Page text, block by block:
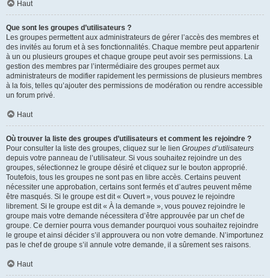
Haut
Que sont les groupes d’utilisateurs ?
Les groupes permettent aux administrateurs de gérer l’accès des membres et
des invités au forum et à ses fonctionnalités. Chaque membre peut appartenir
à un ou plusieurs groupes et chaque groupe peut avoir ses permissions. La
gestion des membres par l’intermédiaire des groupes permet aux
administrateurs de modifier rapidement les permissions de plusieurs membres
à la fois, telles qu’ajouter des permissions de modération ou rendre accessible
un forum privé.
Haut
Où trouver la liste des groupes d’utilisateurs et comment les rejoindre ?
Pour consulter la liste des groupes, cliquez sur le lien Groupes d’utilisateurs
depuis votre panneau de l’utilisateur. Si vous souhaitez rejoindre un des
groupes, sélectionnez le groupe désiré et cliquez sur le bouton approprié.
Toutefois, tous les groupes ne sont pas en libre accès. Certains peuvent
nécessiter une approbation, certains sont fermés et d’autres peuvent même
être masqués. Si le groupe est dit « Ouvert », vous pouvez le rejoindre
librement. Si le groupe est dit « À la demande », vous pouvez rejoindre le
groupe mais votre demande nécessitera d’être approuvée par un chef de
groupe. Ce dernier pourra vous demander pourquoi vous souhaitez rejoindre
le groupe et ainsi décider s’il approuvera ou non votre demande. N’importunez
pas le chef de groupe s’il annule votre demande, il a sûrement ses raisons.
Haut